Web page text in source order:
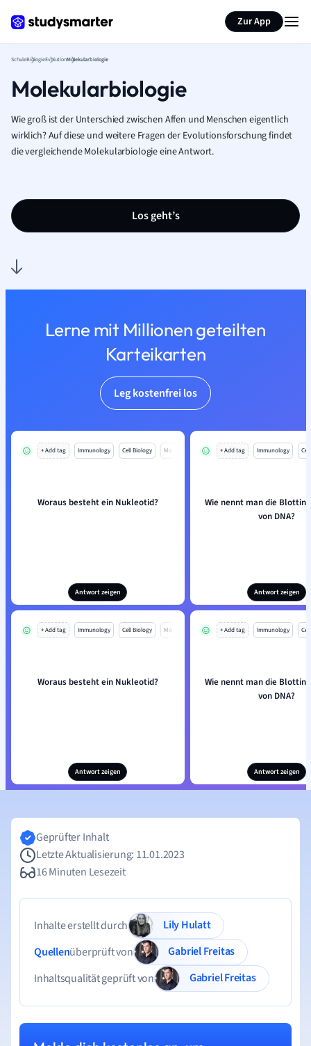
Zur App
SchuleBiologieEvolutionMolekularbiologie
Molekularbiologie
Wie groß ist der Unterschied zwischen Affen und Menschen eigentlich
wirklich? Auf diese und weitere Fragen der Evolutionsforschung findet
die vergleichende Molekularbiologieeine Antwort.
Los geht’s
Lerne mit Millionen geteilten
Karteikarten
Leg kostenfrei los
+ Add tag Immunology Cell Biology Mo
Woraus besteht ein Nukleotid?
Antwort zeigen
+ Add tag Immunology
Wie nennt man die
von DNA?
Antwort zeigen
+ Add tag Immunology Cell Biology Mo
Woraus besteht ein Nukleotid?
Antwort zeigen
+ Add tag Immunology
Wie nennt man die
von DNA?
Antwort zeigen
Seite zusammenfassen
Geprüfter Inhalt
Letzte Aktualisierung: 11.01.2023
16 Minuten Lesezeit
Inhalte erstellt durch
Lily Hulatt
Quellenüberprüft von
Gabriel Freitas
Inhaltsqualität geprüft von
Gabriel Freitas